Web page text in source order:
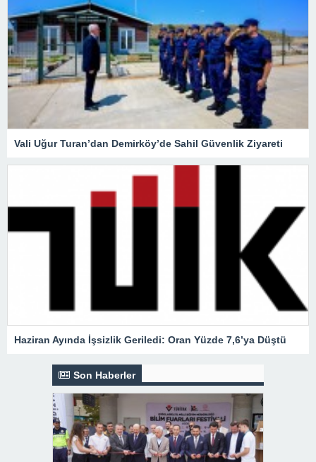
Vali Uğur Turan’dan Demirköy’de Sahil Güvenlik Ziyareti
Haziran Ayında İşsizlik Geriledi: Oran Yüzde 7,6’ya Düştü
Son Haberler